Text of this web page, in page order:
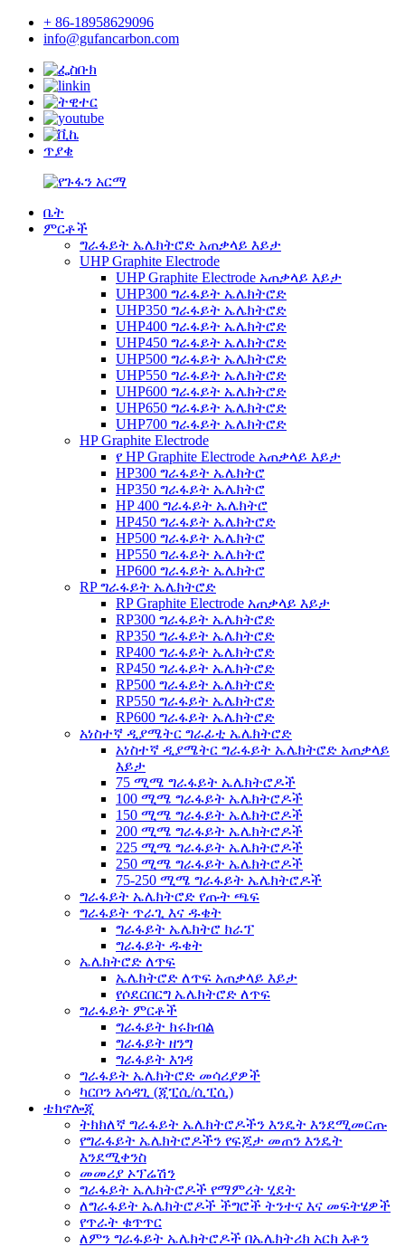
+ 86-18958629096
info@gufancarbon.com
ጥያቄ
ቤት
ምርቶች
ግራፋይት ኤሌክትሮድ አጠቃላይ እይታ
UHP Graphite Electrode
UHP Graphite Electrode አጠቃላይ እይታ
UHP300 ግራፋይት ኤሌክትሮድ
UHP350 ግራፋይት ኤሌክትሮድ
UHP400 ግራፋይት ኤሌክትሮድ
UHP450 ግራፋይት ኤሌክትሮድ
UHP500 ግራፋይት ኤሌክትሮድ
UHP550 ግራፋይት ኤሌክትሮድ
UHP600 ግራፋይት ኤሌክትሮድ
UHP650 ግራፋይት ኤሌክትሮድ
UHP700 ግራፋይት ኤሌክትሮድ
HP Graphite Electrode
የ HP Graphite Electrode አጠቃላይ እይታ
HP300 ግራፋይት ኤሌክትሮ
HP350 ግራፋይት ኤሌክትሮ
HP 400 ግራፋይት ኤሌክትሮ
HP450 ግራፋይት ኤሌክትሮድ
HP500 ግራፋይት ኤሌክትሮ
HP550 ግራፋይት ኤሌክትሮ
HP600 ግራፋይት ኤሌክትሮ
RP ግራፋይት ኤሌክትሮድ
RP Graphite Electrode አጠቃላይ እይታ
RP300 ግራፋይት ኤሌክትሮድ
RP350 ግራፋይት ኤሌክትሮድ
RP400 ግራፋይት ኤሌክትሮድ
RP450 ግራፋይት ኤሌክትሮድ
RP500 ግራፋይት ኤሌክትሮድ
RP550 ግራፋይት ኤሌክትሮድ
RP600 ግራፋይት ኤሌክትሮድ
አነስተኛ ዲያሜትር ግራፊቲ ኤሌክትሮድ
አነስተኛ ዲያሜትር ግራፋይት ኤሌክትሮድ አጠቃላይ
እይታ
75 ሚሜ ግራፋይት ኤሌክትሮዶች
100 ሚሜ ግራፋይት ኤሌክትሮዶች
150 ሚሜ ግራፋይት ኤሌክትሮዶች
200 ሚሜ ግራፋይት ኤሌክትሮዶች
225 ሚሜ ግራፋይት ኤሌክትሮዶች
250 ሚሜ ግራፋይት ኤሌክትሮዶች
75-250 ሚሜ ግራፋይት ኤሌክትሮዶች
ግራፋይት ኤሌክትሮድ የጡት ጫፍ
ግራፋይት ጥራጊ እና ዱቄት
ግራፋይት ኤሌክትሮ ክራፕ
ግራፋይት ዱቄት
ኤሌክትሮድ ለጥፍ
ኤሌክትሮድ ለጥፍ አጠቃላይ እይታ
የሶደርበርግ ኤሌክትሮድ ለጥፍ
ግራፋይት ምርቶች
ግራፋይት ክሩክብል
ግራፋይት ዘንግ
ግራፋይት እገዳ
ግራፋይት ኤሌክትሮድ መሳሪያዎች
ካርቦን አሳዳጊ (ጂፒሲ/ሲፒሲ)
ቴክኖሎጂ
ትክክለኛ ግራፋይት ኤሌክትሮዶችን እንዴት እንደሚመርጡ
የግራፋይት ኤሌክትሮዶችን የፍጆታ መጠን እንዴት
እንደሚቀንስ
መመሪያ ኦፕሬሽን
ግራፋይት ኤሌክትሮዶች የማምረት ሂደት
ለግራፋይት ኤሌክትሮዶች ችግሮች ትንተና እና መፍትሄዎች
የጥራት ቁጥጥር
ለምን ግራፋይት ኤሌክትሮዶች በኤሌክትሪክ አርክ እቶን